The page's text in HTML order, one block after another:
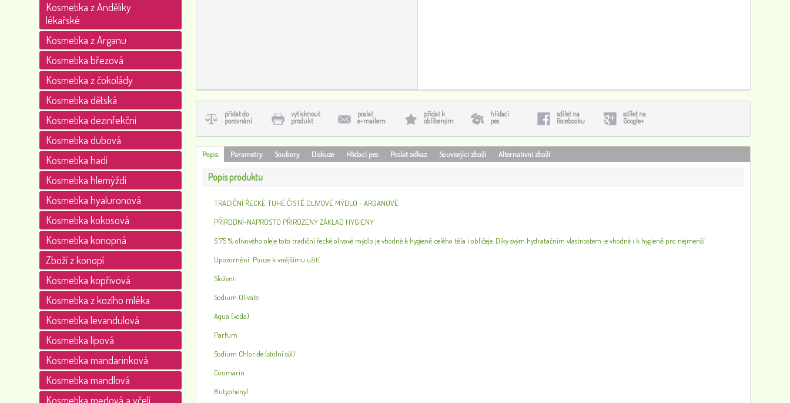
Kokosový balzám na rty Jahoda, 4,2 g, Healing Nature
890
Kosmetika z Anděliky
lékařské
Kosmetika z Arganu
Kosmetika březová
Kosmetika z čokolády
Kosmetika dětská
Kosmetika dezinfekční
Kosmetika dubová
Kosmetika hadí
Kosmetika hlemýždí
Kosmetika hyaluronová
Kosmetika kokosová
Kosmetika konopná
Zboží z konopí
Kosmetika kopřivová
Kosmetika z kozího mléka
Kosmetika levandulová
Kosmetika lipová
Kosmetika mandarinková
Kosmetika mandlová
Kosmetika medová a včelí
přidat do
porovnání
vytisknout
produkt
poslat
e-mailem
přidat k
oblíbeným
hlídací
pes
sdílet na
Facebooku
sdílet na
Google+
Popis Parametry Soubory Diskuze Hlídací pes Poslat odkaz Související zboží Alternativní zboží
Popis produktu
TRADIČNÍ ŘECKÉ TUHÉ ČISTĚ OLIVOVÉ MÝDLO - ARGANOVÉ
PŘÍRODNÍ-NAPROSTO PŘIROZENÝ ZÁKLAD HYGIENY
S 75 % olivového oleje toto tradiční řecké olivové mýdlo je vhodné k hygieně celého těla i obličeje. Díky svým hydratačním vlastnostem je vhodné i k hygieně pro nejmenší.
Upozornění: Pouze k vnějšímu užití.
Složení:
Sodium Olivate
Aqua (voda)
Parfum
Sodium Chloride (stolní sůl)
Coumarin
Butyphenyl